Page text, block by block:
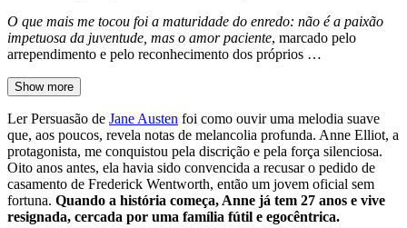
O que mais me tocou foi a maturidade do enredo: não é a paixão
impetuosa da juventude, mas o amor paciente, marcado pelo
arrependimento e pelo reconhecimento dos próprios …
Show more
Ler Persuasão de Jane Austen foi como ouvir uma melodia suave
que, aos poucos, revela notas de melancolia profunda. Anne Elliot, a
protagonista, me conquistou pela discrição e pela força silenciosa.
Oito anos antes, ela havia sido convencida a recusar o pedido de
casamento de Frederick Wentworth, então um jovem oficial sem
fortuna. Quando a história começa, Anne já tem 27 anos e vive
resignada, cercada por uma família fútil e egocêntrica.